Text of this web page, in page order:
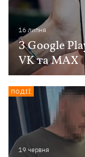
16 липня
З Google
VK та MAX
19 червня
ПОДІЇ